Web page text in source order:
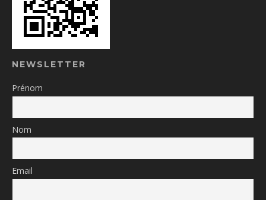
NEWSLETTER
Prénom
Nom
Email